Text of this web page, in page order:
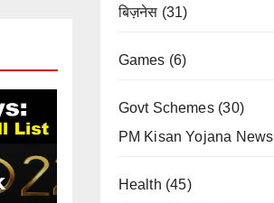
बिज़नेस (31)
Games (6)
Govt Schemes(30)
PM Kisan Yojana News
Health (45)